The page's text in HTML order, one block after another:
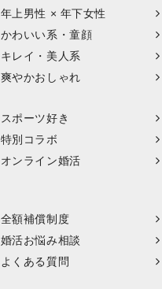
年上男性 × 年下女性
かわいい系・童顔
キレイ・美人系
爽やかおしゃれ
スポーツ好き
特別コラボ
オンライン婚活
全額補償制度
婚活お悩み相談
よくある質問